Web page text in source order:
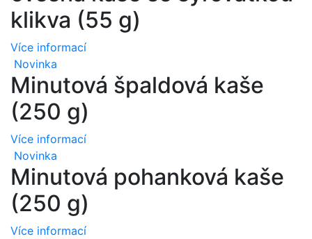
klikva (55 g)
Více informací
Novinka
Minutová špaldová kaše
(250 g)
Více informací
Novinka
Minutová pohanková kaše
(250 g)
Více informací